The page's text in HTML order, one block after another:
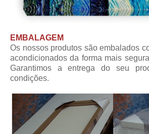
EMBALAGEM
Os nossos produtos são embalados
acondicionados da forma mais
Garantimos a entrega do seu
condições.